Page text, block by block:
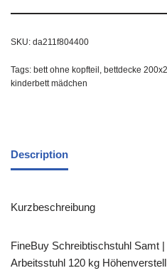
SKU: da211f804400
Tags: bett ohne kopfteil , bettdecke
kinderbett mädchen
Description
Kurzbeschreibung
FineBuy Schreibtischstuhl Samt
Arbeitsstuhl 120 kg